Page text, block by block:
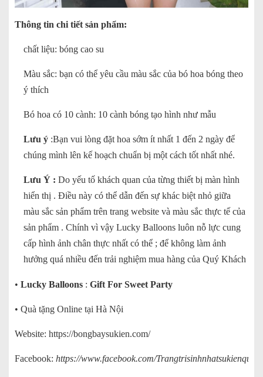
Thông tin chi tiết sản phẩm:
chất liệu: bóng cao su
Màu sắc: bạn có thể yêu cầu màu sắc của bó hoa bóng theo
ý thích
Bó hoa có 10 cành: 10 cành bóng tạo hình như mẫu
Lưu ý :Bạn vui lòng đặt hoa sớm ít nhất 1 đến 2 ngày để
chúng mình lên kế hoạch chuẩn bị một cách tốt nhất nhé.
Lưu Ý : Do yếu tố khách quan của từng thiết bị màn hình
hiển thị . Điều này có thể dẫn đến sự khác biệt nhỏ giữa
màu sắc sản phẩm trên trang website và màu sắc thực tế của
sản phẩm . Chính vì vậy Lucky Balloons luôn nỗ lực cung
cấp hình ảnh chân thực nhất có thể ; để không làm ảnh
hưởng quá nhiều đến trải nghiệm mua hàng của Quý Khách
• Lucky Balloons : Gift For Sweet Party
• Quà tặng Online tại Hà Nội
Website: https://bongbaysukien.com/
Facebook: https://www.facebook.com/